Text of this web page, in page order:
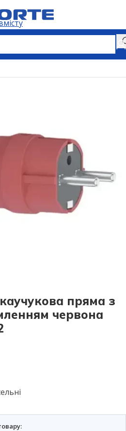
розʼєми Вилки штепсельні
пряма з
червона